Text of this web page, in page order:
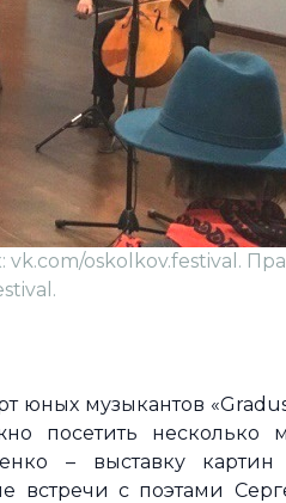
oskolkov.festival.
юных музыкантов
посетить несколько
– выставку картин
встречи с поэтами